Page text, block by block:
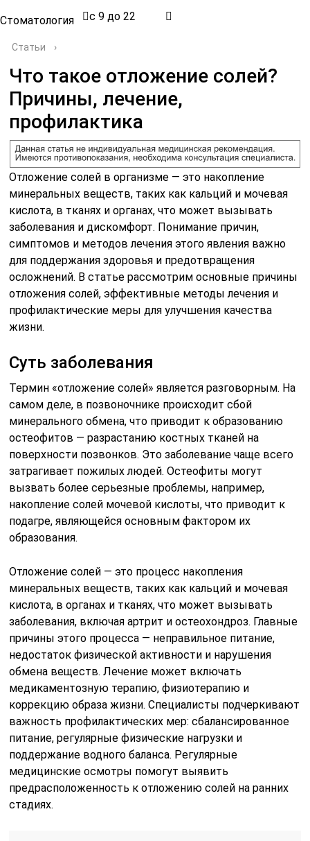
Стоматология с 9 до 22
Статьи ›
Что такое отложение солей?
Причины, лечение,
профилактика
Отложение солей в организме — это накопление
минеральных веществ, таких как кальций и мочевая
кислота, в тканях и органах, что может вызывать
заболевания и дискомфорт. Понимание причин,
симптомов и методов лечения этого явления важно
для поддержания здоровья и предотвращения
осложнений. В статье рассмотрим основные причины
отложения солей, эффективные методы лечения и
профилактические меры для улучшения качества
жизни.
Суть заболевания
Термин «отложение солей» является разговорным. На
самом деле, в позвоночнике происходит сбой
минерального обмена, что приводит к образованию
остеофитов — разрастанию костных тканей на
поверхности позвонков. Это заболевание чаще всего
затрагивает пожилых людей. Остеофиты могут
вызвать более серьезные проблемы, например,
накопление солей мочевой кислоты, что приводит к
подагре, являющейся основным фактором их
образования.
Отложение солей — это процесс накопления
минеральных веществ, таких как кальций и мочевая
кислота, в органах и тканях, что может вызывать
заболевания, включая артрит и остеохондроз. Главные
причины этого процесса — неправильное питание,
недостаток физической активности и нарушения
обмена веществ. Лечение может включать
медикаментозную терапию, физиотерапию и
коррекцию образа жизни. Специалисты подчеркивают
важность профилактических мер: сбалансированное
питание, регулярные физические нагрузки и
поддержание водного баланса. Регулярные
медицинские осмотры помогут выявить
предрасположенность к отложению солей на ранних
стадиях.